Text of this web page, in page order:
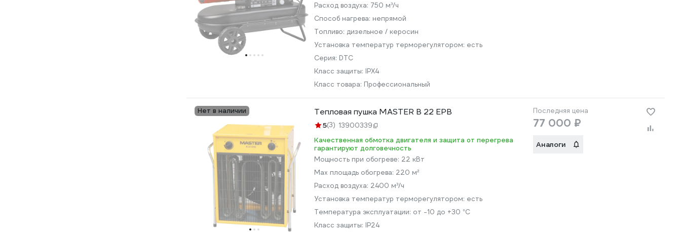
Расход воздуха: 750 м³/ч
Способ нагрева: непрямой
Топливо: дизельное / керосин
Установка температур терморегулятором: есть
Серия: DTC
Класс защиты: IPX4
Класс товара: Профессиональный
Нет в наличии Тепловая пушка MASTER B 22 EPB
5(3) 13900339
Качественная обмотка двигателя и защита от перегрева
гарантируют долговечность
Мощность при обогреве: 22 кВт
Max площадь обогрева: 220 м²
Расход воздуха: 2400 м³/ч
Установка температур терморегулятором: есть
Температура эксплуатации: от -10 до +30 °С
Класс защиты: IP24
Последняя цена
77 000 ₽
Аналоги